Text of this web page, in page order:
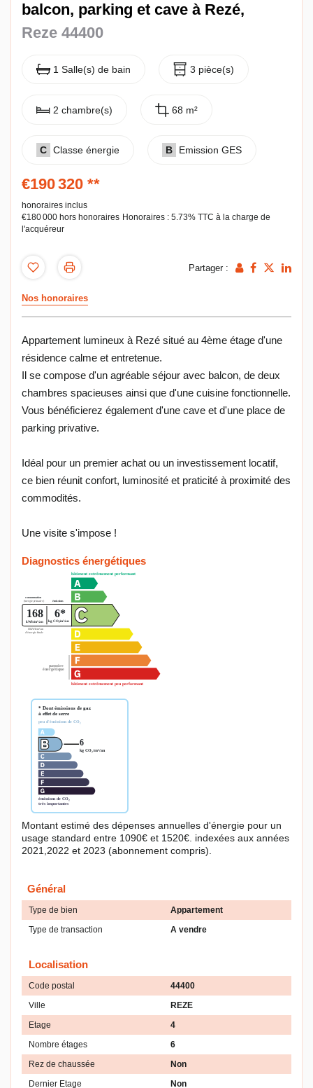
balcon, parking et cave à Rezé,
Reze 44400
1 Salle(s) de bain 3 pièce(s)
2 chambre(s) 68 m²
C Classe énergie B Emission GES
€190 320 **
honoraires inclus
€180 000 hors honoraires Honoraires : 5.73% TTC à la charge de
l'acquéreur
Partager :
Nos honoraires
Appartement lumineux à Rezé situé au 4ème étage d'une
résidence calme et entretenue.
Il se compose d'un agréable séjour avec balcon, de deux
chambres spacieuses ainsi que d'une cuisine fonctionnelle.
Vous bénéficierez également d'une cave et d'une place de
parking privative.
Idéal pour un premier achat ou un investissement locatif,
ce bien réunit confort, luminosité et praticité à proximité des
commodités.
Une visite s'impose !
Diagnostics énergétiques
Montant estimé des dépenses annuelles d'énergie pour un
usage standard entre 1090€ et 1520€. indexées aux années
2021,2022 et 2023 (abonnement compris).
Général
Type de bien
Appartement
Type de transaction
A vendre
Localisation
Code postal
44400
Ville
REZE
Etage
4
Nombre étages
6
Rez de chaussée
Non
Dernier Etage
Non